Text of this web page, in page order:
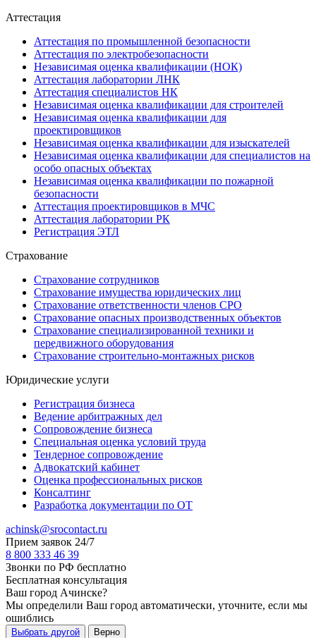
Аттестация
Аттестация по промышленной безопасности
Аттестация по электробезопасности
Независимая оценка квалификации (НОК)
Аттестация лаборатории ЛНК
Аттестация специалистов НК
Независимая оценка квалификации для строителей
Независимая оценка квалификации для
проектировщиков
Независимая оценка квалификации для изыскателей
Независимая оценка квалификации для специалистов на
особо опасных объектах
Независимая оценка квалификации по пожарной
безопасности
Аттестация проектировщиков в МЧС
Аттестация лаборатории РК
Регистрация ЭТЛ
Страхование
Страхование сотрудников
Страхование имущества юридических лиц
Страхование ответственности членов СРО
Страхование опасных производственных объектов
Страхование специализированной техники и
передвижного оборудования
Страхование строительно-монтажных рисков
Юридические услуги
Регистрация бизнеса
Ведение арбитражных дел
Сопровождение бизнеса
Специальная оценка условий труда
Тендерное сопровождение
Адвокатский кабинет
Оценка профессиональных рисков
Консалтинг
Разработка документации по ОТ
achinsk@srocontact.ru
Прием заявок 24/7
8 800 333 46 39
Звонки по РФ бесплатно
Бесплатная консультация
Ваш город Ачинске?
Мы определили Ваш город автоматически, уточните, если мы
ошиблись
Выбрать другой Верно